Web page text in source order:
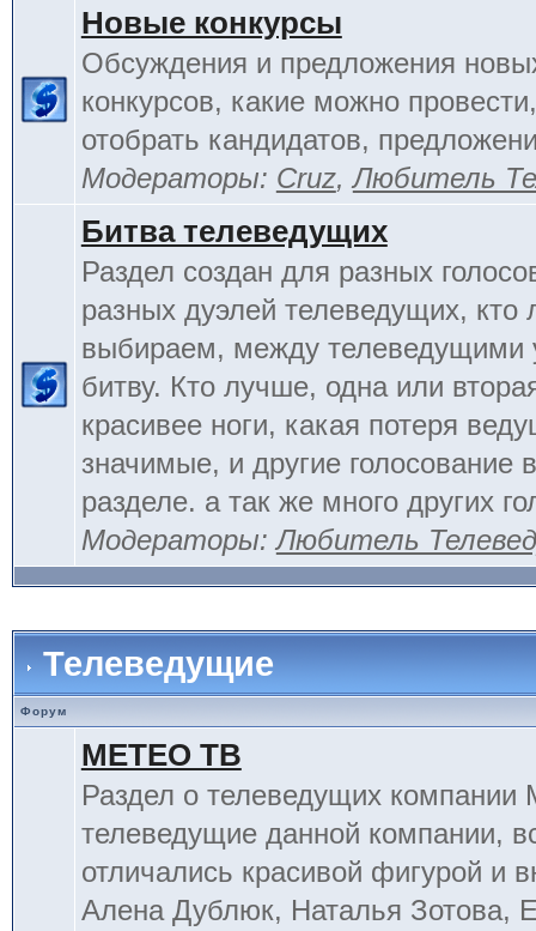
Новые конкурсы
Обсуждения и предложения
конкурсов, какие можно
отобрать кандидатов,
Модераторы: Cruz,Любитель
Битва телеведущих
Раздел создан для разных
разных дуэлей телеведущих, кто
выбираем, между телеведущими
битву. Кто лучше, одна или
красивее ноги, какая потеря
значимые, и другие голосование
разделе. а так же много других
Модераторы:Любитель
Телеведущие
Форум
МЕТЕО ТВ
Раздел о телеведущих
телеведущие данной компании,
отличались красивой фигурой и
Алена Дублюк, Наталья Зотова,